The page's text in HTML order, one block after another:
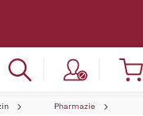
Pharmazie